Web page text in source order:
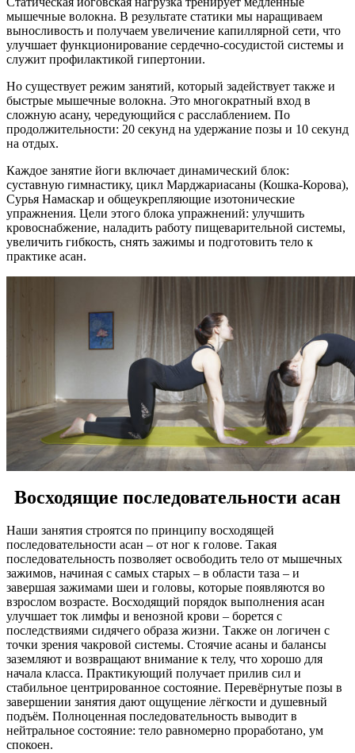
мышечные волокна. В результате статики мы наращиваем
выносливость и получаем увеличение капиллярной сети, что
улучшает функционирование сердечно-сосудистой системы и
служит профилактикой гипертонии.
Но существует режим занятий, который задействует также и
быстрые мышечные волокна. Это многократный вход в
сложную асану, чередующийся с расслаблением. По
продолжительности: 20 секунд на удержание позы и 10 секунд
на отдых.
Каждое занятие йоги включает динамический блок:
суставную гимнастику, цикл Марджариасаны (Кошка-Корова),
Сурья Намаскар и общеукрепляющие изотонические
упражнения. Цели этого блока упражнений: улучшить
кровоснабжение, наладить работу пищеварительной системы,
увеличить гибкость, снять зажимы и подготовить тело к
практике асан.
Восходящие последовательности асан
Наши занятия строятся по принципу восходящей
последовательности асан – от ног к голове. Такая
последовательность позволяет освободить тело от мышечных
зажимов, начиная с самых старых – в области таза – и
завершая зажимами шеи и головы, которые появляются во
взрослом возрасте. Восходящий порядок выполнения асан
улучшает ток лимфы и венозной крови – борется с
последствиями сидячего образа жизни. Также он логичен с
точки зрения чакровой системы. Стоячие асаны и балансы
заземляют и возвращают внимание к телу, что хорошо для
начала класса. Практикующий получает прилив сил и
стабильное центрированное состояние. Перевёрнутые позы в
завершении занятия дают ощущение лёгкости и душевный
подъём. Полноценная последовательность выводит в
нейтральное состояние: тело равномерно проработано, ум
спокоен.